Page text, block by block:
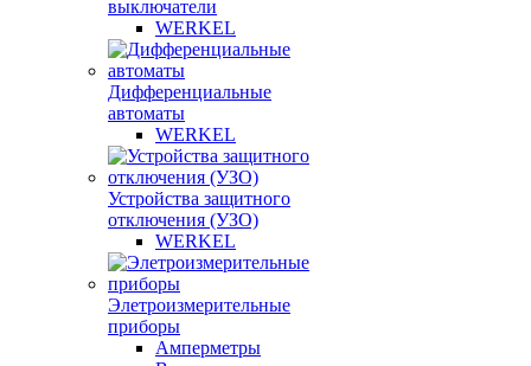
выключатели
WERKEL
Дифференциальные
автоматы
WERKEL
Устройства защитного
отключения (УЗО)
WERKEL
Элетроизмерительные
приборы
Амперметры